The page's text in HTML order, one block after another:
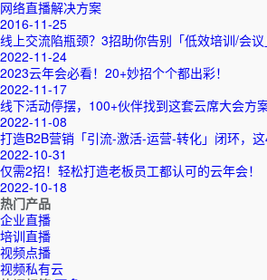
网络直播解决方案
2016-11-25
线上交流陷瓶颈？3招助你告别「低效培训/会议
2022-11-24
2023云年会必看！20+妙招个个都出彩！
2022-11-17
线下活动停摆，100+伙伴找到这套云席大会方
2022-11-08
打造B2B营销「引流-激活-运营-转化」闭环，这
2022-10-31
仅需2招！轻松打造老板员工都认可的云年会！
2022-10-18
热门产品
企业直播
培训直播
视频点播
视频私有云